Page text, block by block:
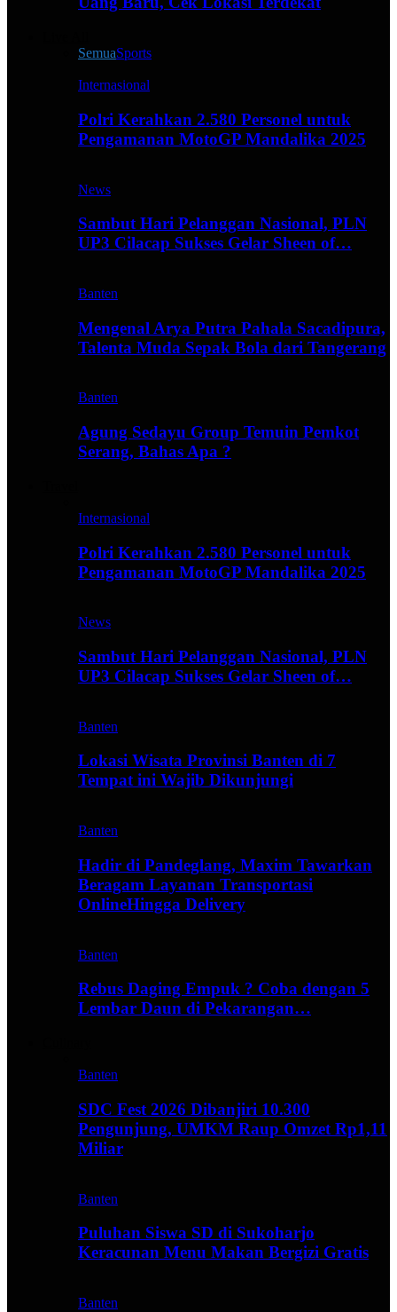
SemuaSports
Internasional
Polri Kerahkan 2.580 Personel untuk
Pengamanan MotoGP Mandalika 2025
News
Sambut Hari Pelanggan Nasional, PLN
UP3 Cilacap Sukses Gelar Sheen of…
Banten
Mengenal Arya Putra Pahala Sacadipura,
Talenta Muda Sepak Bola dari Tangerang
Banten
Agung Sedayu Group Temuin Pemkot
Serang, Bahas Apa ?
Internasional
Polri Kerahkan 2.580 Personel untuk
Pengamanan MotoGP Mandalika 2025
News
Sambut Hari Pelanggan Nasional, PLN
UP3 Cilacap Sukses Gelar Sheen of…
Banten
Lokasi Wisata Provinsi Banten di 7
Tempat ini Wajib Dikunjungi
Banten
Hadir di Pandeglang, Maxim Tawarkan
Beragam Layanan Transportasi
OnlineHingga Delivery
Banten
Rebus Daging Empuk ? Coba dengan 5
Lembar Daun di Pekarangan…
Banten
SDC Fest 2026 Dibanjiri 10.300
Pengunjung, UMKM Raup Omzet Rp1,11
Miliar
Banten
Puluhan Siswa SD di Sukoharjo
Keracunan Menu Makan Bergizi Gratis
Banten